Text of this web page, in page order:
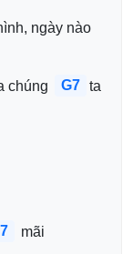
ngày nào
chúng G7 ta
mãi